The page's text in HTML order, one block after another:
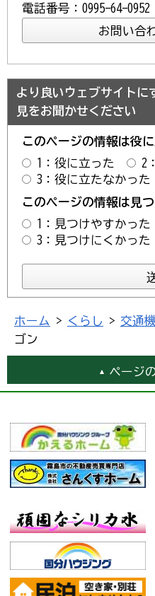
電話番号：0995-64-0952
より良いウェブサイトに
見をお聞かせください
このページの情報は役
1：役に立った
2
3：役に立たなかった
このページの情報は見
1：見つけやすかった
3：見つけにくかった
ホーム > くらし > 交通
ゴン
ページ